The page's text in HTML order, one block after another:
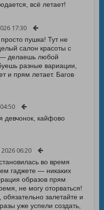
всё летает!
17:30
пушка! Тут не
салон красоты с
делаешь любой
разные вариации,
и прям летает. Багов
девчонок, кайфово
06:20
во время
гаджете — никаких
образов прям
не могу оторваться!
залетайте и
уже успели создать,